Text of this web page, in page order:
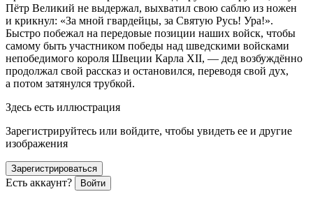
Пётр Великий не выдержал, выхватил свою саблю из ножен
и крикнул: «За мной гвардейцы, за Святую Русь! Ура!».
Быстро побежал на передовые позиции наших войск, чтобы
самому быть участником победы над шведскими войсками
непобедимого короля Швеции Карла XII, — дед возбуждённо
продолжал свой рассказ и остановился, переводя свой дух,
а потом затянулся трубкой.
Здесь есть иллюстрация
Зарегистрируйтесь или войдите, чтобы увидеть ее и другие
изображения
Зарегистрироваться
Есть аккаунт? Войти